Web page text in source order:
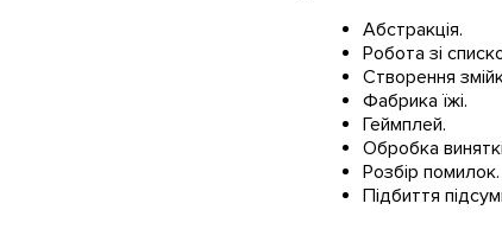
Абстракція.
Робота зі
Створення
Фабрика їжі.
Геймплей.
Обробка
Розбір помилок.
Підбиття